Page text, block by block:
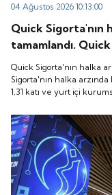
04 Ağustos 2026 10:13:00
Quick Sigorta'nın
tamamlandı.
yatırımcılara
içi kurumsal
talep geldi. Quick
görmeye
Quick Sigorta'nın halka
Sigorta'nın halka arzında
1,31 katı ve yurt içi
koduyla Borsa